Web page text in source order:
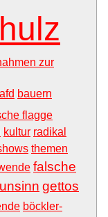
zur
afd bauern
flagge
kultur radikal
themen
falsche
gettos
böckler-